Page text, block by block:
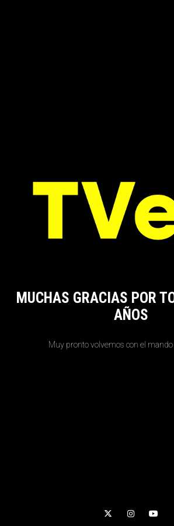
MUCHAS GRACIAS POR
AÑOS
Muy pronto volvemos con el